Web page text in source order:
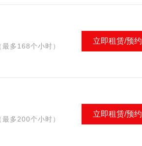
多168个小时）
立即租赁/预约
多200个小时）
立即租赁/预约